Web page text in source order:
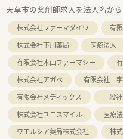
天草市の薬剤師求人を法人名か
株式会社ファーマダイワ
有
株式会社下川薬局
医療法人
有限会社木山ファーマシー
株式会社アガペ
有限会社十
有限会社メディックス
一般
株式会社ユニスマイル
医療
ウエルシア薬局株式会社
株